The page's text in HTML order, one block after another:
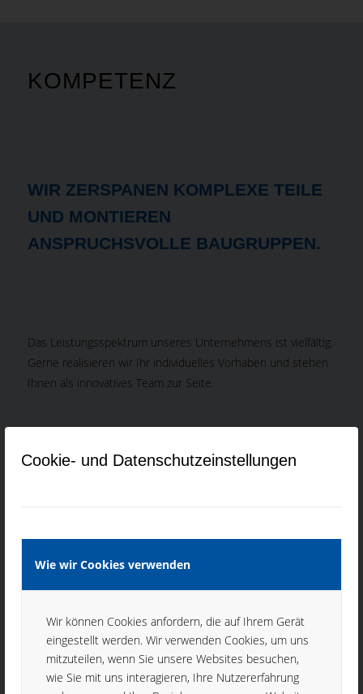
Cookie- und Datenschutzeinstellungen
Wie wir Cookies verwenden
Wir können Cookies anfordern, die auf Ihrem Gerät
eingestellt werden. Wir verwenden Cookies, um uns
mitzuteilen, wenn Sie unsere Websites besuchen,
wie Sie mit uns interagieren, Ihre Nutzererfahrung
KOMPETENZ
WIR ZERSPANEN KOMPLEXE TEILE
UND MONTIEREN
ANSPRUCHSVOLLE BAUGRUPPEN.
Das Leistungsspektrum unseres Unternehmens ist vielfältig.
Gerne realisieren wir Ihr individuelles Vorhaben und stehen
Ihnen als innovatives Team zur Seite.
Drehteile